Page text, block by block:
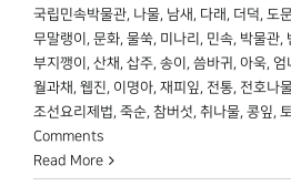
국립민속박물관, 나물, 남새 , 다래 , 더덕, 도
무말랭이 , 문화, 물쑥, 미나리 , 민속, 박물관,
부지깽이 , 산채 , 삽주, 송이 , 씀바귀 , 아욱, 엄
월과채 , 웹진, 이명아, 재피잎, 전통, 전호나
조선요리제법, 죽순, 참버섯, 취나물, 콩잎,
Comments
Read More